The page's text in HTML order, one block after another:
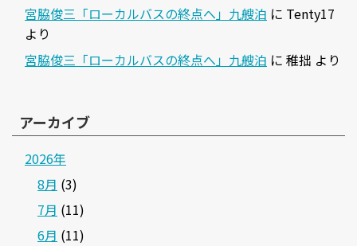
宮脇俊三「ローカルバスの終点へ」九艘泊 に Tenty17
より
宮脇俊三「ローカルバスの終点へ」九艘泊 に 稚拙 より
アーカイブ
2026年
8月 (3)
7月 (11)
6月 (11)